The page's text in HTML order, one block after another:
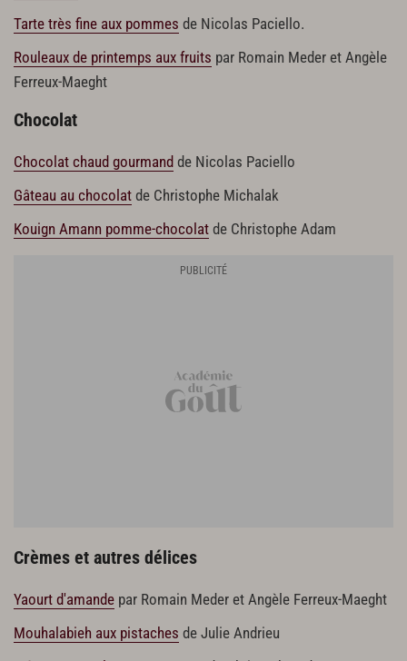
Tarte très fine aux pommes de Nicolas Paciello.
Rouleaux de printemps aux fruits par Romain Meder et Angèle
Ferreux-Maeght
Chocolat
Chocolat chaud gourmand de Nicolas Paciello
Gâteau au chocolat de Christophe Michalak
Kouign Amann pomme-chocolat de Christophe Adam
Crèmes et autres délices
Yaourt d'amande par Romain Meder et Angèle Ferreux-Maeght
Mouhalabieh aux pistaches de Julie Andrieu